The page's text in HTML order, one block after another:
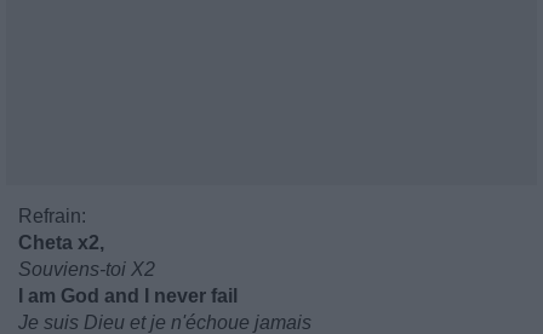
Refrain:
Cheta x2,
Souviens-toi X2
I am God and I never fail
Je suis Dieu et je n'échoue jamais